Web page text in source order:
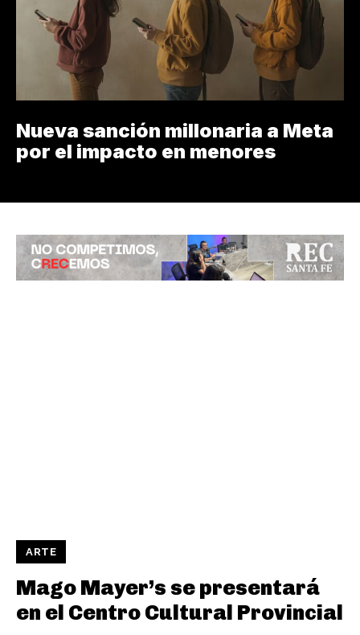
Nueva sanción millonaria a Meta
por el impacto en menores
ARTE
Mago Mayer’s se presentará
en el Centro Cultural Provincial